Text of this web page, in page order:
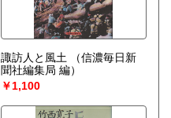
諏訪人と風土
（信濃毎日新
聞社編集局 編）
￥1,100